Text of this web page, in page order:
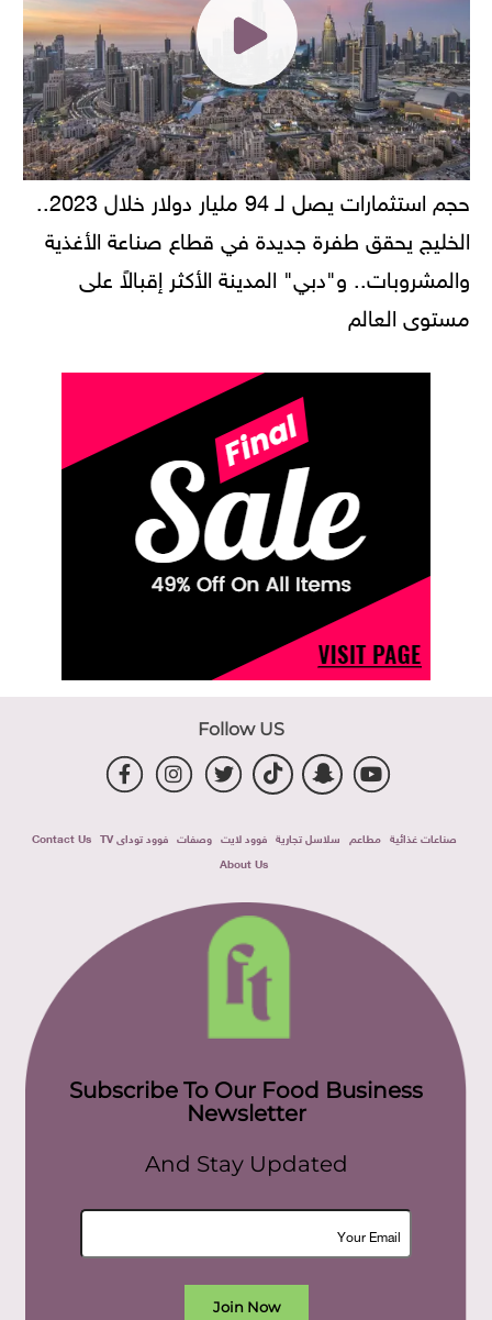
حجم استثمارات يصل لـ 94 مليار دولار خلال 2023..
الخليج يحقق طفرة جديدة في قطاع صناعة الأغذية
والمشروبات.. و"دبي" المدينة الأكثر إقبالاً على
مستوى العالم
Follow US
صناعات غذائية مطاعم سلاسل تجارية فوود لايت وصفات فوود توداى TV
Contact Us
About Us
Subscribe To Our Food Business
Newsletter
And Stay Updated
Join Now